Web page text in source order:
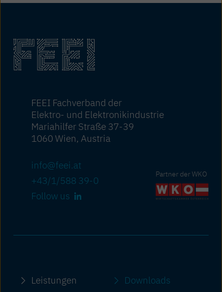
FEEI Fachverband der
Elektro- und Elektronikindustrie
Mariahilfer Straße 37-39
1060 Wien, Austria
info@feei.at
+43/1/588 39-0
Follow us
Leistungen
Partner der WKO
Downloads